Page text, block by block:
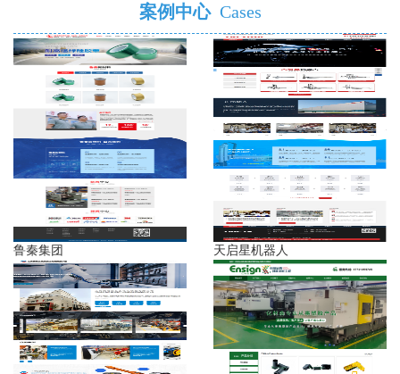
案例中心 Cases
鲁秦集团 天启星机器人